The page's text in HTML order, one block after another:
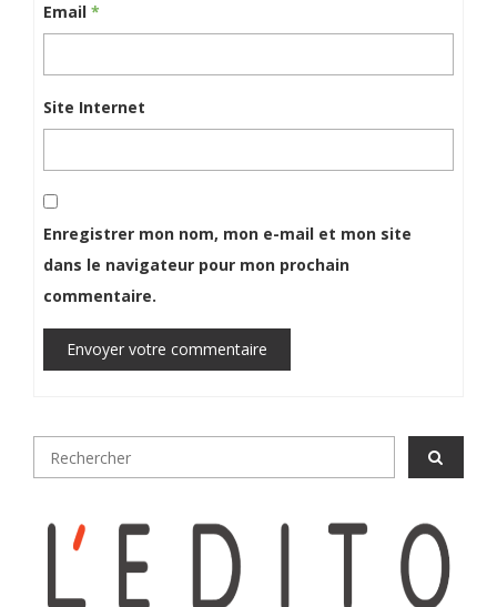
Email *
Site Internet
Enregistrer mon nom, mon e-mail et mon site
dans le navigateur pour mon prochain
commentaire.
Envoyer votre commentaire